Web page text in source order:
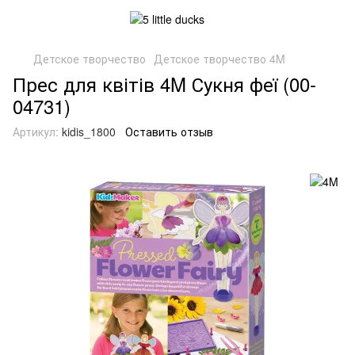
Детское творчество Детское творчество 4M
Прес для квітів 4M Сукня феї (00-
04731)
Артикул: kidis_1800 Оставить отзыв